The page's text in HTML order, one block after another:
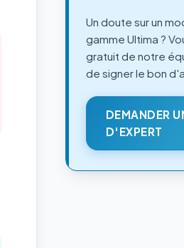
Un doute sur un
gamme Ultima ?
gratuit de notre
de signer le bon
DEMANDER
D'EXPERT